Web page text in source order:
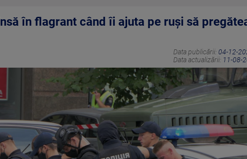
în flagrant când îi ajuta pe ruși să
Data publicării: 04-12-
Data actualizării: 11-08-